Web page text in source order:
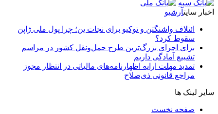
اخبار سایتآرشیو
ائتلاف واشنگتن و توکیو برای نجات ین؛ چرا پول ملی ژاپن
سقوط کرد؟
برای اجرای بزرگ‌ترین طرح حمل‌ونقل کشور در مراسم
تشییع آمادگی داریم
تمدید مهلت ارایه اظهارنامه‌های مالیاتی در انتظار مجوز
مراجع قانونی ذی‌‏صلاح
سایر لینک ها
صفحه نخست